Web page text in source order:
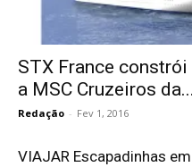
STX France
a MSC Cruzeiros da...
Redação - Fev 1, 2016
VIAJAR Escapadinhas